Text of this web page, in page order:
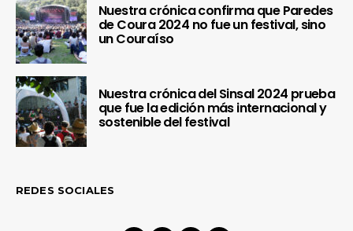
Nuestra crónica confirma que Paredes
de Coura 2024 no fue un festival, sino
un Couraíso
Nuestra crónica del Sinsal 2024 prueba
que fue la edición más internacional y
sostenible del festival
REDES SOCIALES